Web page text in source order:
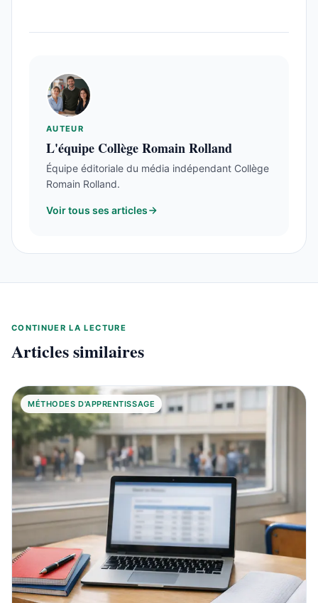
AUTEUR
L'équipe Collège Romain Rolland
Équipe éditoriale du média indépendant Collège
Romain Rolland.
Voir tous ses articles
CONTINUER LA LECTURE
Articles similaires
MÉTHODES D'APPRENTISSAGE